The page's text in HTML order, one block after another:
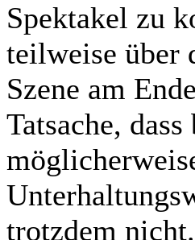
Spektakel zu
teilweise über
Szene am
Tatsache,
trotzdem